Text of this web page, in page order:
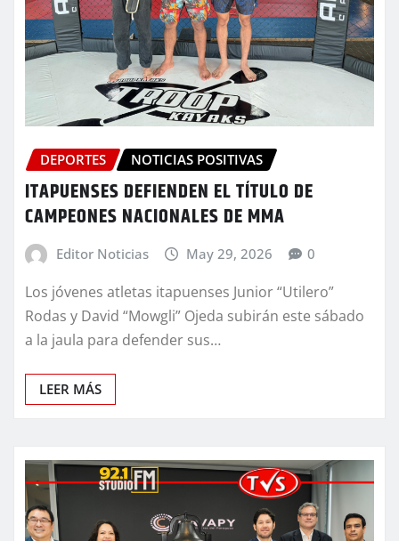
DEPORTES NOTICIAS POSITIVAS
ITAPUENSES DEFIENDEN EL TÍTULO DE
CAMPEONES NACIONALES DE MMA
Editor Noticias May 29, 2026 0
Los jóvenes atletas itapuenses Junior “Utilero”
Rodas y David “Mowgli” Ojeda subirán este sábado
a la jaula para defender sus…
LEER MÁS